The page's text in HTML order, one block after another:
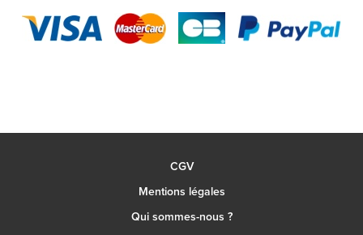
CGV
Mentions légales
Qui sommes-nous ?